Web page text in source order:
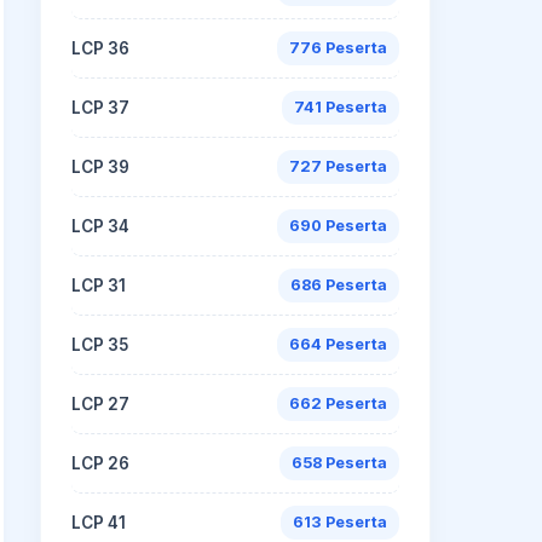
LCP 36 776 Peserta
LCP 37 741 Peserta
LCP 39 727 Peserta
LCP 34 690 Peserta
LCP 31 686 Peserta
LCP 35 664 Peserta
LCP 27 662 Peserta
LCP 26 658 Peserta
LCP 41 613 Peserta